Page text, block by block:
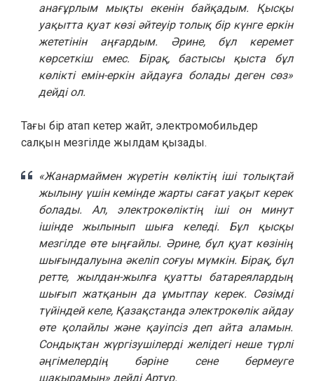
анағұрлым мықты екенін байқадым. Қысқы
уақытта қуат көзі әйтеуір толық бір күнге еркін
жететінін аңғардым. Әрине, бұл керемет
көрсеткіш емес. Бірақ, бастысы қыста бұл
көлікті емін-еркін айдауға болады деген сөз»
дейді ол.
Тағы бір атап кетер жайт, электромобильдер
салқын мезгілде жылдам қызады.
«Жанармаймен жүретін көліктің іші толықтай
жылыну үшін кемінде жарты сағат уақыт керек
болады. Ал, электрокөліктің іші он минут
ішінде жылынып шыға келеді. Бұл қысқы
мезгілде өте ыңғайлы. Әрине, бұл қуат көзінің
шығындалуына әкеліп соғуы мүмкін. Бірақ, бұл
ретте, жылдан-жылға қуатты батареялардың
шығып жатқанын да ұмытпау керек. Сөзімді
түйіндей келе, Қазақстанда электрокөлік айдау
өте қолайлы және қауіпсіз деп айта аламын.
Сондықтан жүргізушілерді желідегі неше түрлі
әңгімелердің бәріне сене бермеуге
шақырамын» дейді Артур.